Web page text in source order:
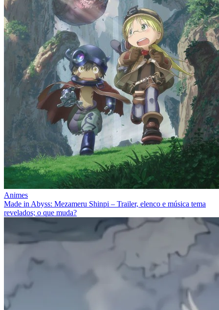
Animes
Made in Abyss: Mezameru Shinpi – Trailer, elenco e música tema
revelados; o que muda?